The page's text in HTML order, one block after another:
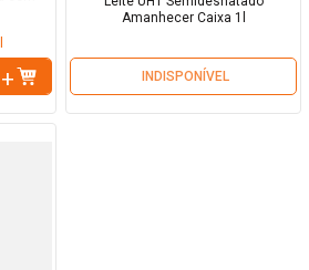
Amanhecer Caixa 1l
INDISPONÍVEL